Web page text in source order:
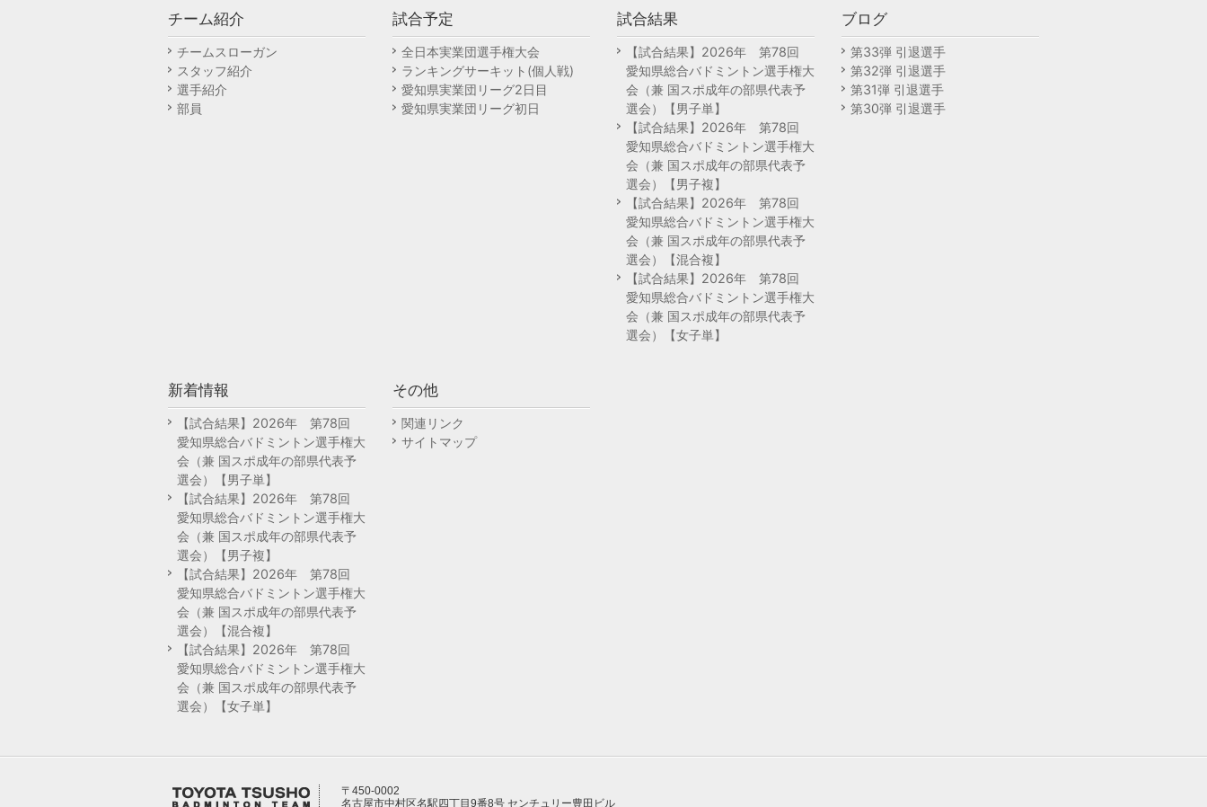
チーム紹介
チームスローガン
スタッフ紹介
選手紹介
部員
試合予定
全日本実業団選手権大会
ランキングサーキット(個人戦)
愛知県実業団リーグ2日目
愛知県実業団リーグ初日
試合結果
【試合結果】2026年 第78回
愛知県総合バドミントン選手権大
会（兼 国スポ成年の部県代表予
選会）【男子単】
【試合結果】2026年 第78回
愛知県総合バドミントン選手権大
会（兼 国スポ成年の部県代表予
選会）【男子複】
【試合結果】2026年 第78回
愛知県総合バドミントン選手権大
会（兼 国スポ成年の部県代表予
選会）【混合複】
【試合結果】2026年 第78回
愛知県総合バドミントン選手権大
会（兼 国スポ成年の部県代表予
選会）【女子単】
ブログ
第33弾 引退選手
第32弾 引退選手
第31弾 引退選手
第30弾 引退選手
新着情報
【試合結果】2026年 第78回
愛知県総合バドミントン選手権大
会（兼 国スポ成年の部県代表予
選会）【男子単】
【試合結果】2026年 第78回
愛知県総合バドミントン選手権大
会（兼 国スポ成年の部県代表予
選会）【男子複】
【試合結果】2026年 第78回
愛知県総合バドミントン選手権大
会（兼 国スポ成年の部県代表予
選会）【混合複】
【試合結果】2026年 第78回
愛知県総合バドミントン選手権大
会（兼 国スポ成年の部県代表予
選会）【女子単】
その他
関連リンク
サイトマップ
〒450-0002
名古屋市中村区名駅四丁目9番8号 センチュリー豊田ビル